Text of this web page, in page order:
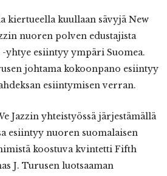
kiertueella kuullaan sävyjä New
nuoren polven edustajista
yhtye esiintyy ympäri Suomea.
johtama kokoonpano esiintyy
esiintymisen verran.
Jazzin yhteistyössä järjestämällä
esiintyy nuoren suomalaisen
koostuva kvintetti Fifth
J. Turusen luotsaaman